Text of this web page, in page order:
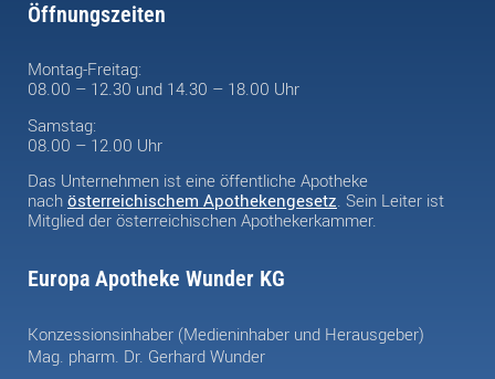
Öffnungszeiten
Montag-Freitag:
08.00 – 12.30 und 14.30 – 18.00 Uhr
Samstag:
08.00 – 12.00 Uhr
Das Unternehmen ist eine öffentliche Apotheke
nach österreichischem Apothekengesetz . Sein Leiter ist
Mitglied der österreichischen Apothekerkammer.
Europa Apotheke Wunder KG
Konzessionsinhaber (Medieninhaber und Herausgeber)
Mag. pharm. Dr. Gerhard Wunder